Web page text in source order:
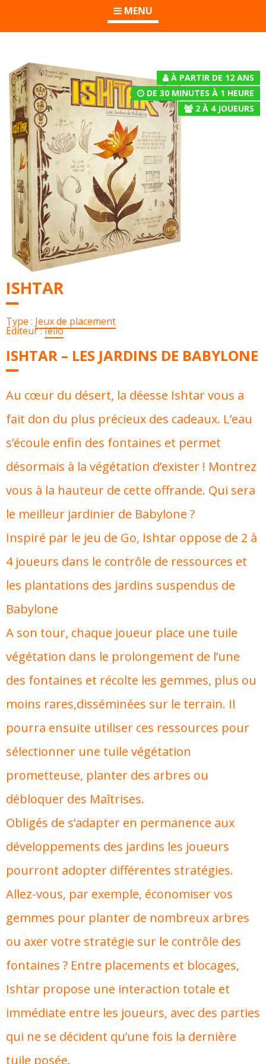
MENU
À PARTIR DE 12 ANS
DE 30 MINUTES À 1 HEURE
2 À 4JOUEURS
ISHTAR
Type : Jeux de placement
Éditeur :Iello
ISHTAR – LES JARDINS DE BABYLONE
Au cœur du désert, la déesse Ishtar vous a
fait don du plus précieux des cadeaux. L’eau
s’écoule enfin des fontaines et permet
désormais à la végétation d’exister ! Montrez
vous à la hauteur de cette offrande. Qui sera
le meilleur jardinier de Babylone ?
Inspiré par le jeu de Go, Ishtar oppose de 2 à
4 joueurs dans le contrôle de ressources et
les plantations des jardins suspendus de
Babylone
A son tour, chaque joueur place une tuile
végétation dans le prolongement de l’une
des fontaines et récolte les gemmes, plus ou
moins rares,disséminées sur le terrain. Il
pourra ensuite utiliser ces ressources pour
sélectionner une tuile végétation
prometteuse, planter des arbres ou
débloquer des Maîtrises.
Obligés de s’adapter en permanence aux
développements des jardins les joueurs
pourront adopter différentes stratégies.
Allez-vous, par exemple, économiser vos
gemmes pour planter de nombreux arbres
ou axer votre stratégie sur le contrôle des
fontaines ? Entre placements et blocages,
Ishtar propose une interaction totale et
immédiate entre les joueurs, avec des parties
qui ne se décident qu’une fois la dernière
tuile posée.